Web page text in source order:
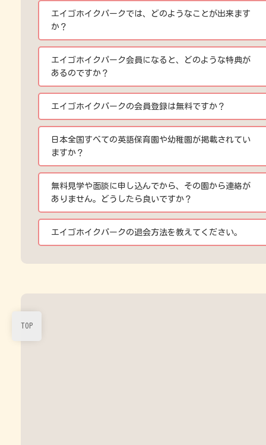
エイゴホイクパークでは、どのようなことが出来ます
か？
エイゴホイクパーク会員になると、どのような特典が
あるのですか？
エイゴホイクパークの会員登録は無料ですか？
日本全国すべての英語保育園や幼稚園が掲載されてい
ますか？
無料見学や面談に申し込んでから、その園から連絡が
ありません。どうしたら良いですか？
エイゴホイクパークの退会方法を教えてください。
TOP